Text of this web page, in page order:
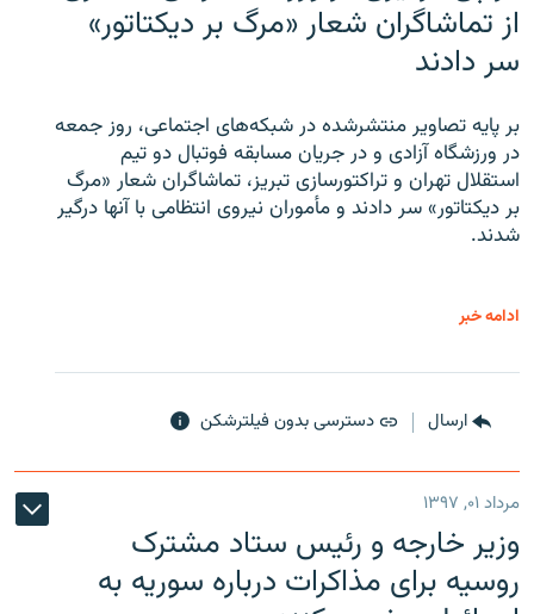
از تماشاگران شعار «مرگ بر دیکتاتور»
سر دادند
بر پایه تصاویر منتشرشده در شبکه‌های اجتماعی، روز جمعه
در ورزشگاه آزادی و در جریان مسابقه فوتبال دو تیم
استقلال تهران و تراکتورسازی تبریز، تماشاگران شعار «مرگ
بر دیکتاتور» سر دادند و مأموران نیروی انتظامی با آنها درگیر
شدند.
ادامه خبر
ارسال دسترسی بدون فیلترشکن
مرداد ۰۱, ۱۳۹۷
وزیر خارجه و رئیس‌ ستاد مشترک
روسیه برای مذاکرات درباره سوریه به